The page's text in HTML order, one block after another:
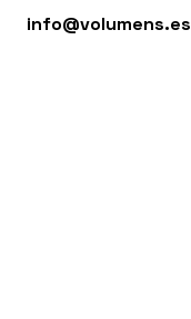
info@volumens.es